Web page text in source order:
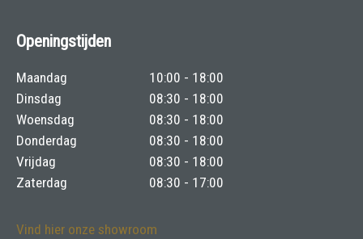
Openingstijden
Maandag
10:00 - 18:00
Dinsdag
08:30 - 18:00
Woensdag
08:30 - 18:00
Donderdag
08:30 - 18:00
Vrijdag
08:30 - 18:00
Zaterdag
08:30 - 17:00
Vind hier onze showroom